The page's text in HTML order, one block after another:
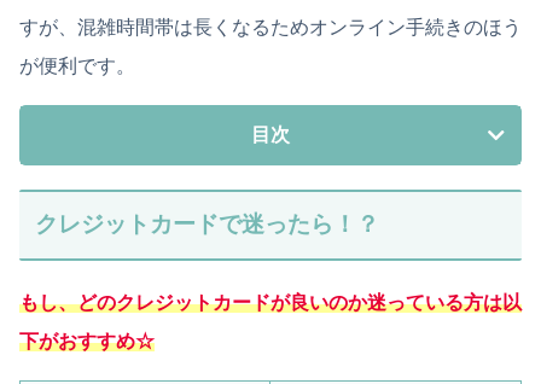
すが、混雑時間帯は長くなるためオンライン手続きのほう
が便利です。
目次
クレジットカードで迷ったら！？
もし、どのクレジットカードが良いのか迷っている方は以
下がおすすめ☆